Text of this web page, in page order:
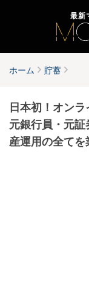
最新
ホーム 貯蓄
日本初！オン
元銀行員・元
産運用の全てを